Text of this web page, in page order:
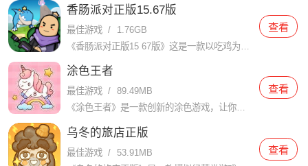
香肠派对正版15.67版
最佳游戏 /
1.76GB
查看
涂色王者
最佳游戏 / 89.49MB
《涂色王者》是一款创新的涂色游戏，让你成为真正的涂色王者！在这个游戏中，你将面对各种有趣的涂色挑战，展示你的创造力和想象力。游戏提供了大量精美的图案和图像，你可以选择其中的任何一个作为你的涂色对象。从
查看
乌冬的旅店正版
最佳游戏 / 53.91MB
查看